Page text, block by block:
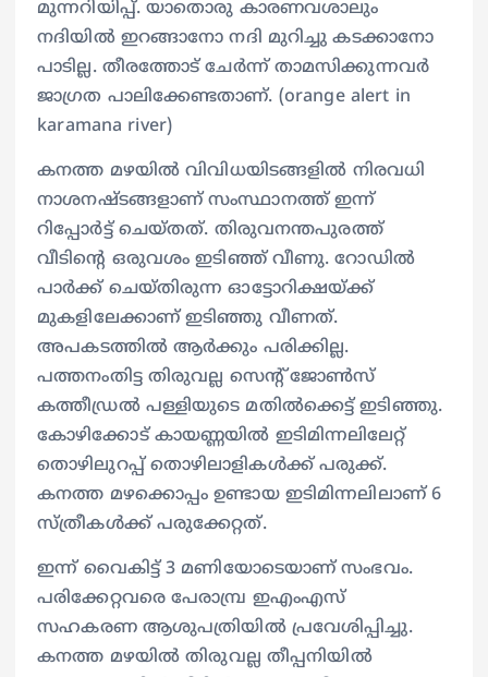
മുന്നറിയിപ്പ്. യാതൊരു കാരണവശാലും
നദിയില്‍ ഇറങ്ങാനോ നദി മുറിച്ചു കടക്കാനോ
പാടില്ല. തീരത്തോട് ചേര്‍ന്ന് താമസിക്കുന്നവര്‍
ജാഗ്രത പാലിക്കേണ്ടതാണ്. (orange alert in
karamana river)
കനത്ത മഴയില്‍ വിവിധയിടങ്ങളില്‍ നിരവധി
നാശനഷ്ടങ്ങളാണ് സംസ്ഥാനത്ത് ഇന്ന്
റിപ്പോര്‍ട്ട് ചെയ്തത്. തിരുവനന്തപുരത്ത്
വീടിന്റെ ഒരുവശം ഇടിഞ്ഞ് വീണു. റോഡില്‍
പാര്‍ക്ക് ചെയ്തിരുന്ന ഓട്ടോറിക്ഷയ്ക്ക്
മുകളിലേക്കാണ് ഇടിഞ്ഞു വീണത്.
അപകടത്തില്‍ ആര്‍ക്കും പരിക്കില്ല.
പത്തനംതിട്ട തിരുവല്ല സെന്റ് ജോണ്‍സ്
കത്തീഡ്രല്‍ പള്ളിയുടെ മതില്‍ക്കെട്ട് ഇടിഞ്ഞു.
കോഴിക്കോട് കായണ്ണയില്‍ ഇടിമിന്നലിലേറ്റ്
തൊഴിലുറപ്പ് തൊഴിലാളികള്‍ക്ക് പരുക്ക്.
കനത്ത മഴക്കൊപ്പം ഉണ്ടായ ഇടിമിന്നലിലാണ് 6
സ്ത്രീകള്‍ക്ക് പരുക്കേറ്റത്.
ഇന്ന് വൈകിട്ട് 3 മണിയോടെയാണ് സംഭവം.
പരിക്കേറ്റവരെ പേരാമ്പ്ര ഇഎംഎസ്
സഹകരണ ആശുപത്രിയില്‍ പ്രവേശിപ്പിച്ചു.
കനത്ത മഴയില്‍ തിരുവല്ല തീപ്പനിയില്‍